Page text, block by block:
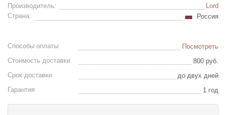
Производитель:
Lord
Страна:
Россия
Способы оплаты
Посмотреть
Стоимость доставки
800 руб.
Срок доставки
до двух дней
Гарантия
1 год